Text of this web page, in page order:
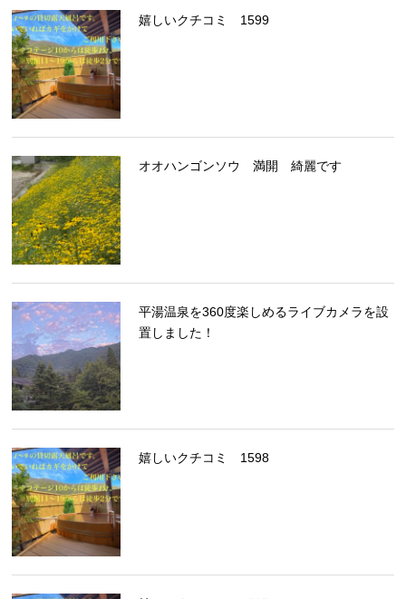
嬉しいクチコミ 1599
オオハンゴンソウ 満開 綺麗です
平湯温泉を360度楽しめるライブカメラを設
置しました！
嬉しいクチコミ 1598